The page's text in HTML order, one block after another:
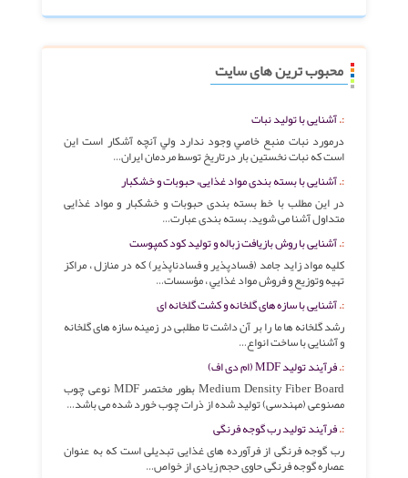
محبوب ترین های سایت
آشنایی با تولید نبات
درمورد نبات منبع خاصي وجود ندارد ولي آنچه آشکار است اين
است که نبات نخستين بار درتاريخ توسط مردمان ايران…
آشنایی با بسته بندی مواد غذایی، حبوبات و خشکبار
در این مطلب با خط بسته بندی حبوبات و خشکبار و مواد غذایی
متداول آشنا می شوید. بسته بندی عبارت…
آشنایی با روش بازیافت زباله و تولید کود کمپوست
کليه مواد زايد جامد (فسادپذير و فسادناپذير) که در منازل ، مراکز
تهيه وتوزيع و فروش مواد غذايي ، مؤسسات…
آشنایی با سازه های گلخانه و کشت گلخانه ای
رشد گلخانه ها ما را بر آن داشت تا مطلبی در زمینه سازه های گلخانه
و آشنایی با ساخت انواع…
فرآیند تولید MDF (ام دی اف)
Medium Density Fiber Board بطور مختصر MDF نوعی چوب
مصنوعی (مهندسی) تولید شده از ذرات چوب خورد شده می باشد…
فرآیند تولید رب گوجه فرنگی
رب گوجه فرنگی از فرآورده های غذایی تبدیلی است که به عنوان
عصاره گوجه فرنگی حاوی حجم زیادی از خواص…